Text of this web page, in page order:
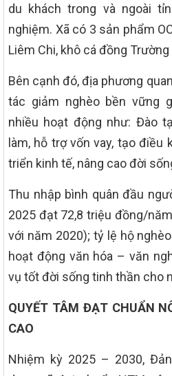
du khách trong và ngoài
nghiệm. Xã có 3 sản phẩm
Liêm Chi, khô cá đồng
Bên cạnh đó, địa phương
tác giảm nghèo bền vững
nhiều hoạt động như: Đào
làm, hỗ trợ vốn vay, tạo điều
triển kinh tế, nâng cao đời
Thu nhập bình quân đầu
2025 đạt 72,8 triệu đồng/
với năm 2020); tỷ lệ hộ
hoạt động văn hóa – văn
vụ tốt đời sống tinh thần cho
QUYẾT TÂM ĐẠT CHUẨN
CAO
Nhiệm kỳ 2025 – 2030,